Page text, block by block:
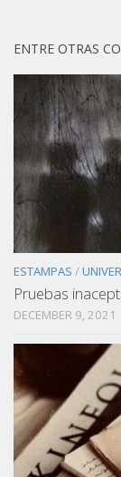
ENTRE OTRAS
ESTAMPAS /
Pruebas
DECEMBER 9, 2021